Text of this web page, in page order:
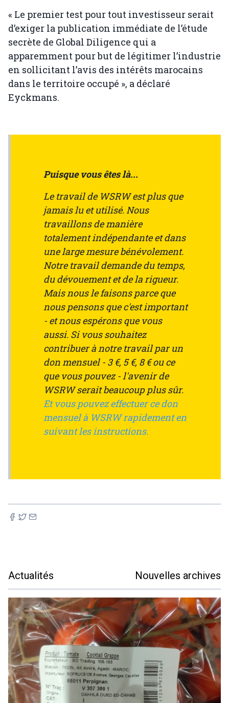
« Le premier test pour tout investisseur serait
d’exiger la publication immédiate de l’étude
secrète de Global Diligence qui a
apparemment pour but de légitimer l’industrie
en sollicitant l’avis des intérêts marocains
dans le territoire occupé », a déclaré
Eyckmans.
Puisque vous êtes là...
Le travail de WSRW est plus que
jamais lu et utilisé. Nous
travaillons de manière
totalement indépendante et dans
une large mesure bénévolement.
Notre travail demande du temps,
du dévouement et de la rigueur.
Mais nous le faisons parce que
nous pensons que c'est important
- et nous espérons que vous
aussi. Si vous souhaitez
contribuer à notre travail par un
don mensuel - 3 €, 5 €, 8 € ou ce
que vous pouvez - l'avenir de
WSRW serait beaucoup plus sûr.
Et vous pouvez effectuer ce don
mensuel à WSRW rapidement en
suivant les instructions.
Actualités Nouvelles archives